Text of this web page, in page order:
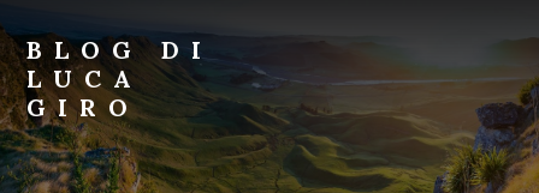
to
primary
sidebar
to
content
BLOG DI
LUCA
GIRO
Blog
di